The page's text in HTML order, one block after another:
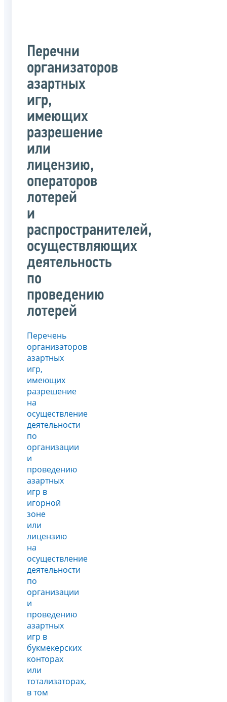
Перечни
организаторов
азартных
игр,
имеющих
разрешение
или
лицензию,
операторов
лотерей
и
распространителей,
осуществляющих
деятельность
по
проведению
лотерей
Перечень
организаторов
азартных
игр,
имеющих
разрешение
на
осуществление
деятельности
по
организации
и
проведению
азартных
игр в
игорной
зоне
или
лицензию
на
осуществление
деятельности
по
организации
и
проведению
азартных
игр в
букмекерских
конторах
или
тотализаторах,
в том